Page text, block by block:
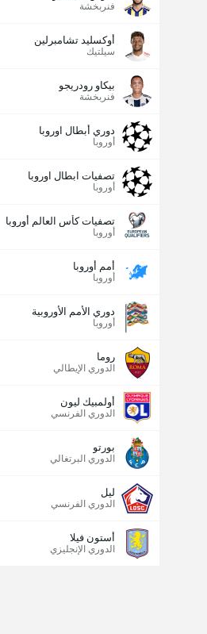
فنربخشة
أوكسليد تشامبرلين
سيلتيك
بيكاو رودريجو
فنربخشة
دوري أبطال اوروبا
أوروبا
تصفيات ابطال اوروبا
أوروبا
تصفيات كأس العالم أوروبا
أوروبا
أمم أوروبا
أوروبا
دوري الأمم الأوروبية
أوروبا
روما
الدوري الإيطالي
أولمبيك ليون
الدوري الفرنسي
بورتو
الدوري البرتغالي
ليل
الدوري الفرنسي
أستون فيلا
الدوري الإنجليزي